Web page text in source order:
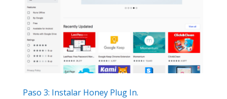
Paso 3: Instalar Honey Plug In.